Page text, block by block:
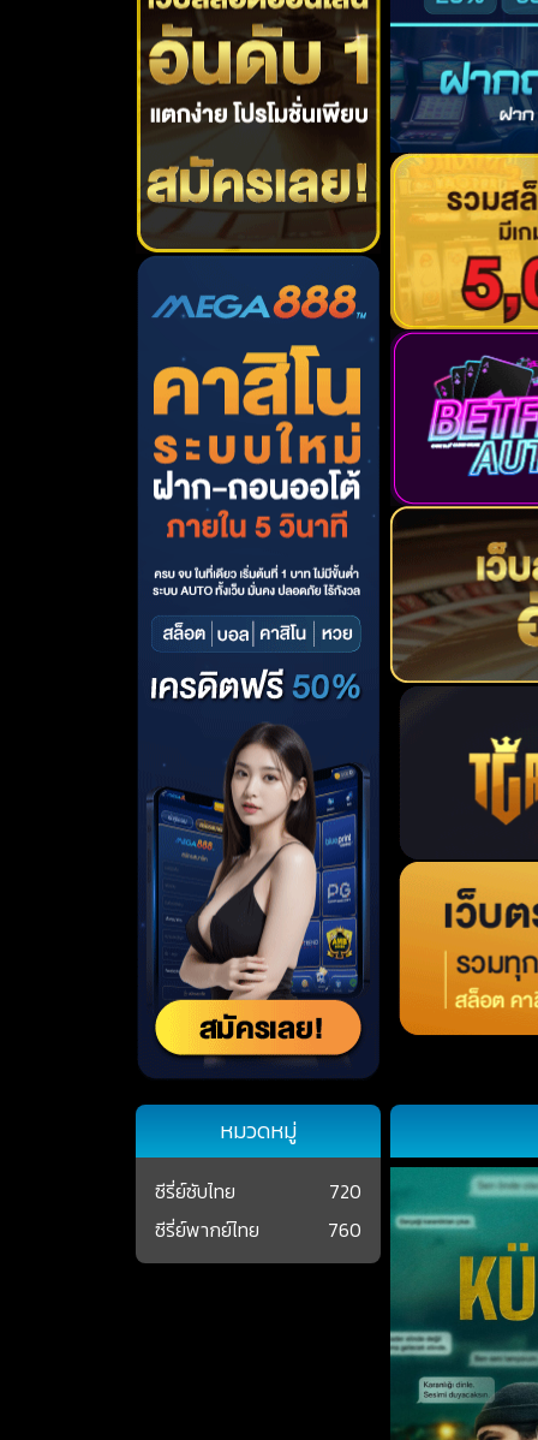
หมวดหมู่
ซีรี่ย์ซับไทย
720
ซีรี่ย์พากย์ไทย
760